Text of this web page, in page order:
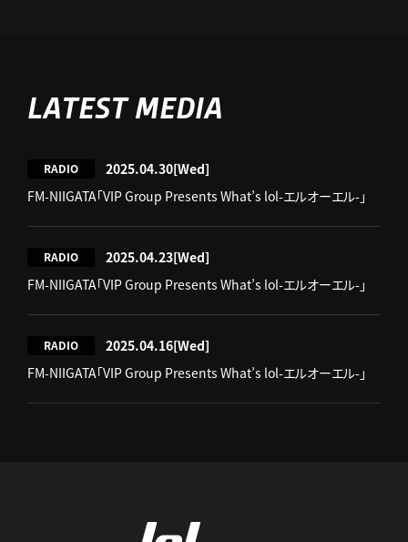
LATEST MEDIA
RADIO 2025.04.30[Wed]
FM-NIIGATA「VIP Group Presents What’s lol-エルオーエル-」
RADIO 2025.04.23[Wed]
FM-NIIGATA「VIP Group Presents What’s lol-エルオーエル-」
RADIO 2025.04.16[Wed]
FM-NIIGATA「VIP Group Presents What’s lol-エルオーエル-」